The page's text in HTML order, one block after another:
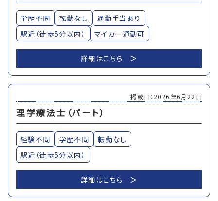
学歴不問 転勤なし
通勤手当あり
駅近（徒歩5分以内）
マイカー通勤可
詳細はこちら
理学療法士（パート）
掲載日：2026年6月22日
経験不問 学歴不問
転勤なし
駅近（徒歩5分以内）
詳細はこちら